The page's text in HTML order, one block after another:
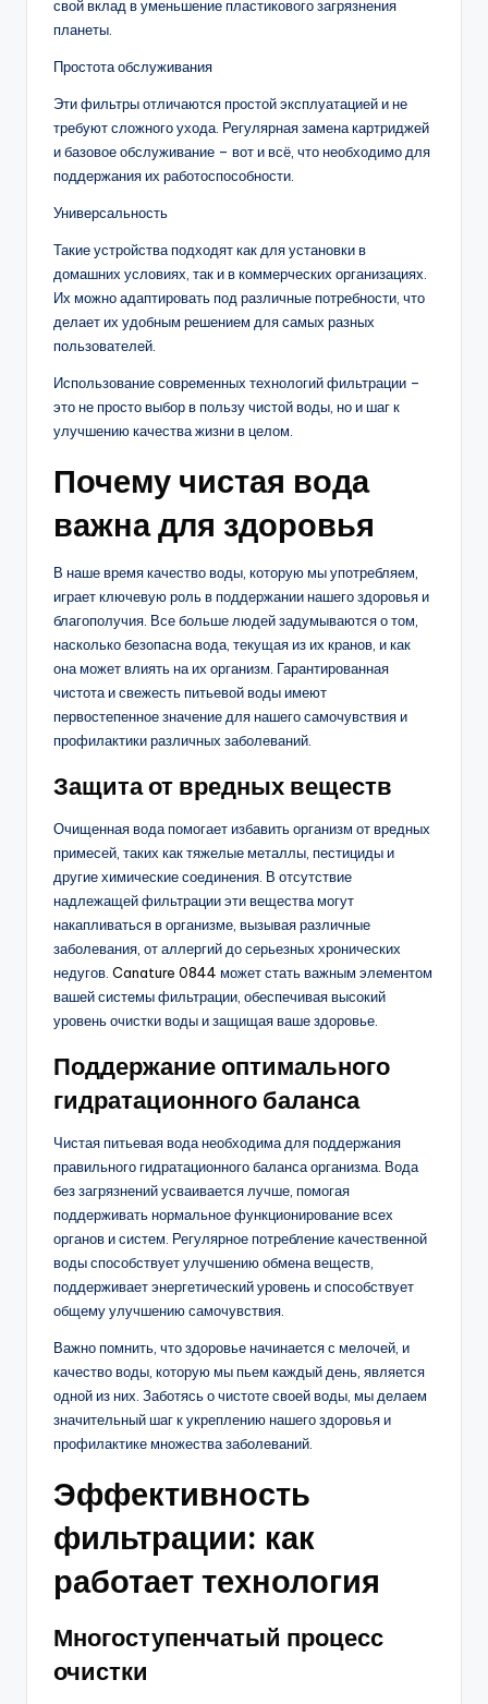
свой вклад в уменьшение пластикового загрязнения
планеты.
Простота обслуживания
Эти фильтры отличаются простой эксплуатацией и не
требуют сложного ухода. Регулярная замена картриджей
и базовое обслуживание – вот и всё, что необходимо для
поддержания их работоспособности.
Универсальность
Такие устройства подходят как для установки в
домашних условиях, так и в коммерческих организациях.
Их можно адаптировать под различные потребности, что
делает их удобным решением для самых разных
пользователей.
Использование современных технологий фильтрации –
это не просто выбор в пользу чистой воды, но и шаг к
улучшению качества жизни в целом.
Почему чистая вода
важна для здоровья
В наше время качество воды, которую мы употребляем,
играет ключевую роль в поддержании нашего здоровья и
благополучия. Все больше людей задумываются о том,
насколько безопасна вода, текущая из их кранов, и как
она может влиять на их организм. Гарантированная
чистота и свежесть питьевой воды имеют
первостепенное значение для нашего самочувствия и
профилактики различных заболеваний.
Защита от вредных веществ
Очищенная вода помогает избавить организм от вредных
примесей, таких как тяжелые металлы, пестициды и
другие химические соединения. В отсутствие
надлежащей фильтрации эти вещества могут
накапливаться в организме, вызывая различные
заболевания, от аллергий до серьезных хронических
недугов. Canature 0844 может стать важным элементом
вашей системы фильтрации, обеспечивая высокий
уровень очистки воды и защищая ваше здоровье.
Поддержание оптимального
гидратационного баланса
Чистая питьевая вода необходима для поддержания
правильного гидратационного баланса организма. Вода
без загрязнений усваивается лучше, помогая
поддерживать нормальное функционирование всех
органов и систем. Регулярное потребление качественной
воды способствует улучшению обмена веществ,
поддерживает энергетический уровень и способствует
общему улучшению самочувствия.
Важно помнить, что здоровье начинается с мелочей, и
качество воды, которую мы пьем каждый день, является
одной из них. Заботясь о чистоте своей воды, мы делаем
значительный шаг к укреплению нашего здоровья и
профилактике множества заболеваний.
Эффективность
фильтрации: как
работает технология
Многоступенчатый процесс
очистки